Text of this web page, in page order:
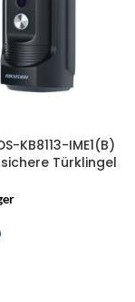
KB8113-IME1(B)
Türklingel